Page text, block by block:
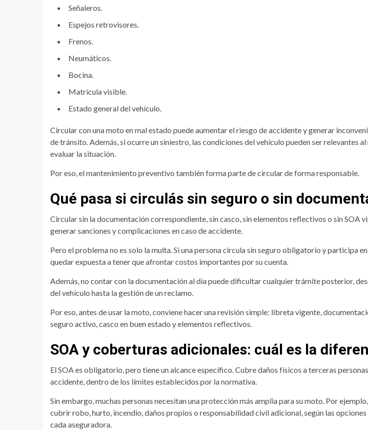
Señaleros.
Espejos retrovisores.
Frenos.
Neumáticos.
Bocina.
Matrícula visible.
Estado general del vehículo.
Circular con una moto en mal estado puede aumentar el riesgo de accidente y generar
de tránsito. Además, si ocurre un siniestro, las condiciones del vehículo pueden ser relevantes
evaluar la situación.
Por eso, el mantenimiento preventivo también forma parte de circular de forma responsable.
Qué pasa si circulás sin seguro o sin
Circular sin la documentación correspondiente, sin casco, sin elementos reflectivos o sin SOA
generar sanciones y complicaciones en caso de accidente.
Pero el problema no es solo la multa. Si una persona circula sin seguro obligatorio y participa
quedar expuesta a tener que afrontar costos importantes por su cuenta.
Además, no contar con la documentación al día puede dificultar cualquier trámite posterior,
del vehículo hasta la gestión de un reclamo.
Por eso, antes de usar la moto, conviene hacer una revisión simple: libreta vigente,
seguro activo, casco en buen estado y elementos reflectivos.
SOA y coberturas adicionales: cuál es la
El SOA es obligatorio, pero tiene un alcance específico. Cubre daños físicos a terceras
accidente, dentro de los límites establecidos por la normativa.
Sin embargo, muchas personas necesitan una protección más amplia para su moto. Por
cubrir robo, hurto, incendio, daños propios o responsabilidad civil adicional, según las
cada aseguradora.